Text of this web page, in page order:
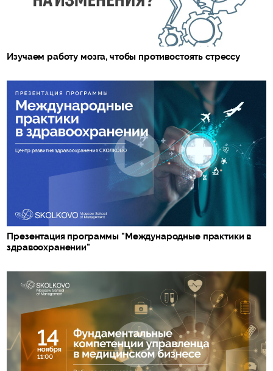
Изучаем работу мозга, чтобы противостоять стрессу
Презентация программы "Международные практики в
здравоохранении"